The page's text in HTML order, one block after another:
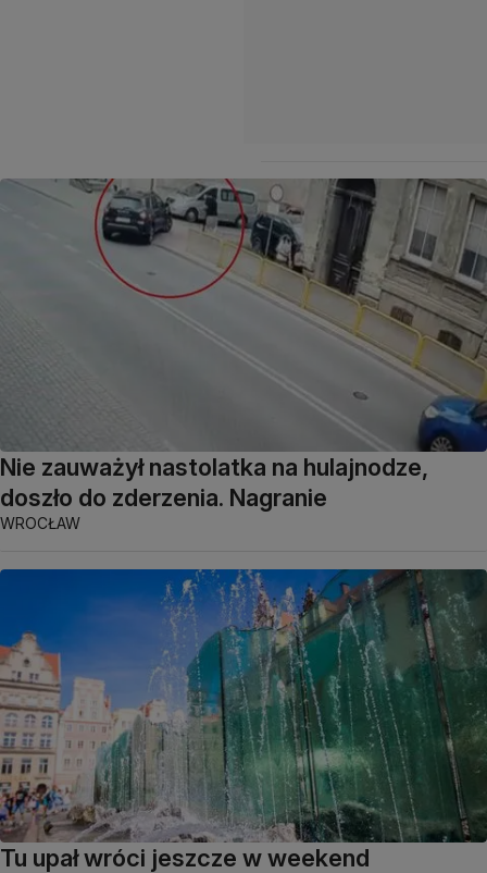
Nie zauważył nastolatka na hulajnodze,
doszło do zderzenia. Nagranie
WROCŁAW
Tu upał wróci jeszcze w weekend